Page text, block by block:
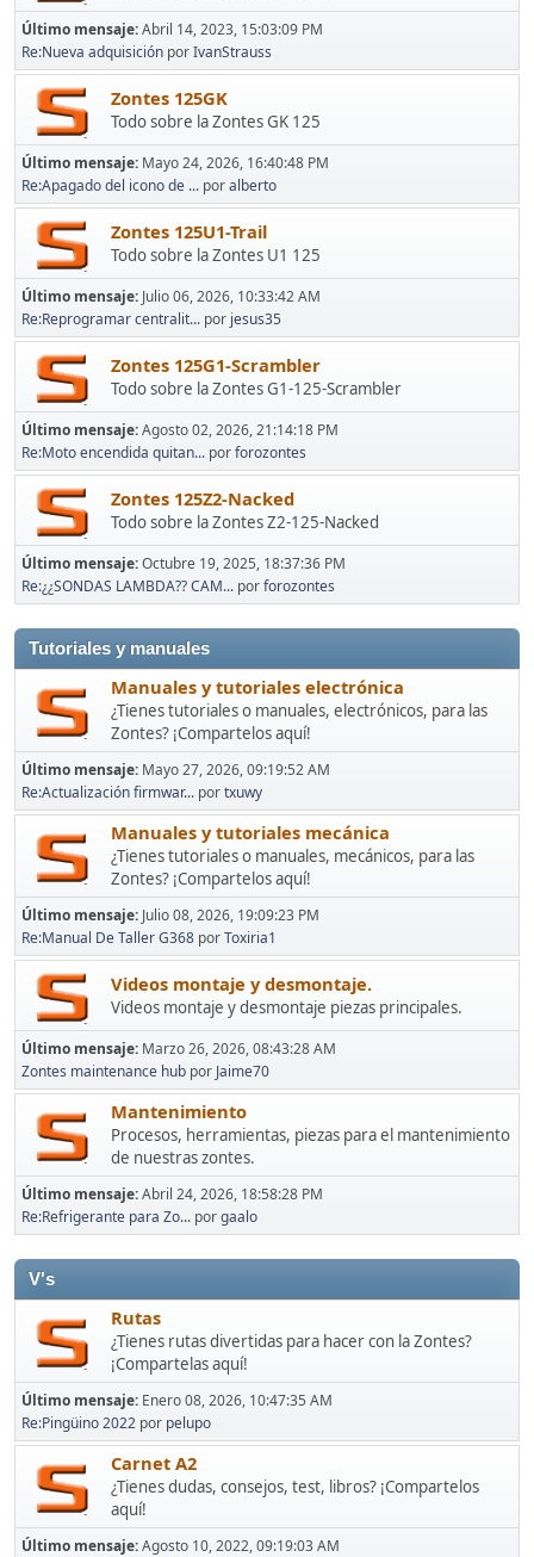
Último mensaje:Abril 14, 2023, 15:03:09 PM
Re:Nueva adquisición porIvanStrauss
Zontes 125GK
Todo sobre la Zontes GK 125
Último mensaje: Mayo 24, 2026, 16:40:48 PM
Re:Apagado del icono de ... poralberto
Zontes 125U1-Trail
Todo sobre la Zontes U1 125
Último mensaje: Julio 06, 2026, 10:33:42 AM
Re:Reprogramar centralit... por jesus35
Zontes 125G1-Scrambler
Todo sobre la Zontes G1-125-Scrambler
Último mensaje:Agosto 02, 2026, 21:14:18 PM
Re:Moto encendida quitan... porforozontes
Zontes 125Z2-Nacked
Todo sobre la Zontes Z2-125-Nacked
Último mensaje:Octubre 19, 2025, 18:37:36 PM
Re:¿¿SONDAS LAMBDA?? CAM... porforozontes
Tutoriales y manuales
Manuales y tutoriales electrónica
¿Tienes tutoriales o manuales, electrónicos, para las
Zontes? ¡Compartelos aquí!
Último mensaje: Mayo 27, 2026, 09:19:52 AM
Re:Actualización firmwar... portxuwy
Manuales y tutoriales mecánica
¿Tienes tutoriales o manuales, mecánicos, para las
Zontes? ¡Compartelos aquí!
Último mensaje: Julio 08, 2026, 19:09:23 PM
Re:Manual De Taller G368 porToxiria1
Videos montaje y desmontaje.
Videos montaje y desmontaje piezas principales.
Último mensaje: Marzo 26, 2026, 08:43:28 AM
Zontes maintenance hub por Jaime70
Mantenimiento
Procesos, herramientas, piezas para el mantenimiento
de nuestras zontes.
Último mensaje:Abril 24, 2026, 18:58:28 PM
Re:Refrigerante para Zo... porgaalo
V's
Rutas
¿Tienes rutas divertidas para hacer con la Zontes?
¡Compartelas aquí!
Último mensaje: Enero 08, 2026, 10:47:35 AM
Re:Pingüino 2022 por pelupo
Carnet A2
¿Tienes dudas, consejos, test, libros? ¡Compartelos
aquí!
Último mensaje:Agosto 10, 2022, 09:19:03 AM